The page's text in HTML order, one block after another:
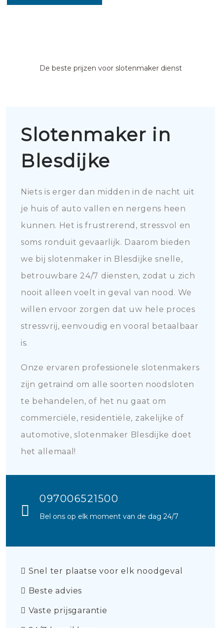
De beste prijzen voor slotenmaker dienst
Slotenmaker in
Blesdijke
Niets is erger dan midden in de nacht uit
je huis of auto vallen en nergens heen
kunnen. Het is frustrerend, stressvol en
soms ronduit gevaarlijk. Daarom bieden
we bij slotenmaker in Blesdijke snelle,
betrouwbare 24/7 diensten, zodat u zich
nooit alleen voelt in geval van nood. We
willen ervoor zorgen dat uw hele proces
stressvrij, eenvoudig en vooral betaalbaar
is.
Onze ervaren professionele slotenmakers
zijn getraind om alle soorten noodsloten
te behandelen, of het nu gaat om
commerciële, residentiële, zakelijke of
automotive, slotenmaker Blesdijke doet
het allemaal!
097006521500
Bel ons op elk moment van de dag 24/7
Snel ter plaatse voor elk noodgeval
Beste advies
Vaste prijsgarantie